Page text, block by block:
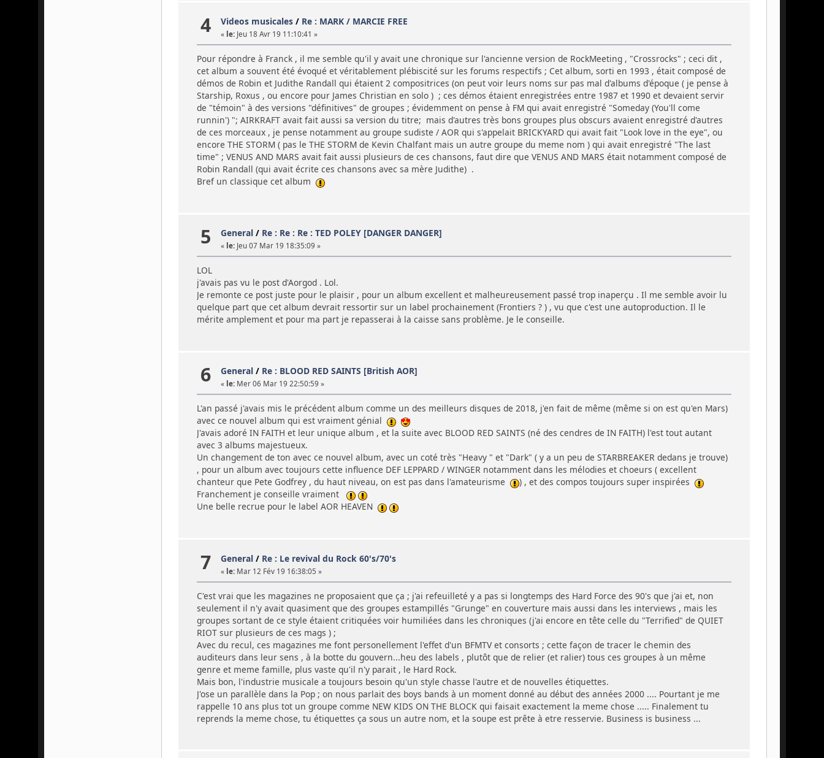
4 Videos musicales/ Re : MARK / MARCIE FREE
« le:Jeu 18 Avr 19 11:10:41 »
Pour répondre à Franck , il me semble qu'il y avait une chronique sur l'ancienne version de RockMeeting , "Crossrocks" ; ceci dit ,
cet album a souvent été évoqué et véritablement plébiscité sur les forums respectifs ; Cet album, sorti en 1993 , était composé de
démos de Robin et Judithe Randall qui étaient 2 compositrices (on peut voir leurs noms sur pas mal d'albums d'époque ( je pense à
Starship, Roxus , ou encore pour James Christian en solo ) ; ces démos étaient enregistrées entre 1987 et 1990 et devaient servir
de "témoin" à des versions "définitives" de groupes ; évidemment on pense à FM qui avait enregistré "Someday (You'll come
runnin') "; AIRKRAFT avait fait aussi sa version du titre; mais d'autres très bons groupes plus obscurs avaient enregistré d'autres
de ces morceaux , je pense notamment au groupe sudiste / AOR qui s'appelait BRICKYARD qui avait fait "Look love in the eye", ou
encore THE STORM ( pas le THE STORM de Kevin Chalfant mais un autre groupe du meme nom ) qui avait enregistré "The last
time" ; VENUS AND MARS avait fait aussi plusieurs de ces chansons, faut dire que VENUS AND MARS était notamment composé de
Robin Randall (qui avait écrite ces chansons avec sa mère Judithe) .
Bref un classique cet album
5 General/ Re : Re : Re : TED POLEY [DANGER DANGER]
« le:Jeu 07 Mar 19 18:35:09 »
LOL
j'avais pas vu le post d'Aorgod . Lol.
Je remonte ce post juste pour le plaisir , pour un album excellent et malheureusement passé trop inaperçu . Il me semble avoir lu
quelque part que cet album devrait ressortir sur un label prochainement (Frontiers ? ) , vu que c'est une autoproduction. Il le
mérite amplement et pour ma part je repasserai à la caisse sans problème. Je le conseille.
6 General/ Re : BLOOD RED SAINTS [British AOR]
« le:Mer 06 Mar 19 22:50:59 »
L'an passé j'avais mis le précédent album comme un des meilleurs disques de 2018, j'en fait de même (même si on est qu'en Mars)
avec ce nouvel album qui est vraiment génial
J'avais adoré IN FAITH et leur unique album , et la suite avec BLOOD RED SAINTS (né des cendres de IN FAITH) l'est tout autant
avec 3 albums majestueux.
Un changement de ton avec ce nouvel album, avec un coté très "Heavy " et "Dark" ( y a un peu de STARBREAKER dedans je trouve)
, pour un album avec toujours cette influence DEF LEPPARD / WINGER notamment dans les mélodies et choeurs ( excellent
chanteur que Pete Godfrey , du haut niveau, on est pas dans l'amateurisme
) , et des compos toujours super inspirées
Franchement je conseille vraiment
Une belle recrue pour le label AOR HEAVEN
7 General/ Re : Le revival du Rock 60's/70's
« le:Mar 12 Fév 19 16:38:05 »
C'est vrai que les magazines ne proposaient que ça ; j'ai refeuilleté y a pas si longtemps des Hard Force des 90's que j'ai et, non
seulement il n'y avait quasiment que des groupes estampillés "Grunge" en couverture mais aussi dans les interviews , mais les
groupes sortant de ce style étaient critiquées voir humiliées dans les chroniques (j'ai encore en tête celle du "Terrified" de QUIET
RIOT sur plusieurs de ces mags ) ;
Avec du recul, ces magazines me font personellement l'effet d'un BFMTV et consorts ; cette façon de tracer le chemin des
auditeurs dans leur sens , à la botte du gouvern...heu des labels , plutôt que de relier (et ralier) tous ces groupes à un même
genre et meme famille, plus vaste qu'il n'y parait , le Hard Rock.
Mais bon, l'industrie musicale a toujours besoin qu'un style chasse l'autre et de nouvelles étiquettes.
J'ose un parallèle dans la Pop ; on nous parlait des boys bands à un moment donné au début des années 2000 .... Pourtant je me
rappelle 10 ans plus tot un groupe comme NEW KIDS ON THE BLOCK qui faisait exactement la meme chose ..... Finalement tu
reprends la meme chose, tu étiquettes ça sous un autre nom, et la soupe est prête à etre resservie. Business is business ...